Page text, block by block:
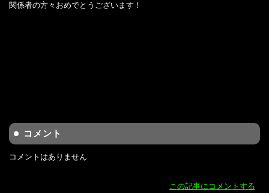
関係者の方々おめでとうございます！
コメント
コメントはありません
この記事にコメントする